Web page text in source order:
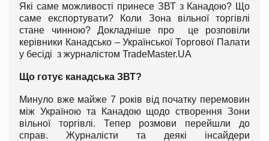
Які саме можливості принесе ЗВТ з Канадою? Що
саме експортувати? Коли Зона вільної торгівлі
стане чинною? Докладніше про це розповіли
керівники Канадсько – Української Торгової Палати
у бесіді з журналістом TradeMaster.UA
Що готує канадська ЗВТ?
Минуло вже майже 7 років від початку перемовин
між Україною та Канадою щодо створення Зони
вільної торгівлі. Тепер розмови перейшли до
справ. Журналісти та деякі інсайдери